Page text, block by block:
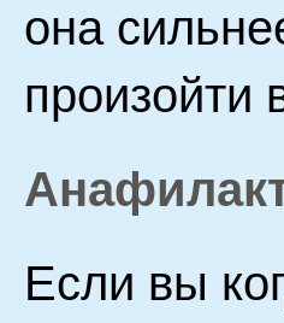
она
произойти
Если вы